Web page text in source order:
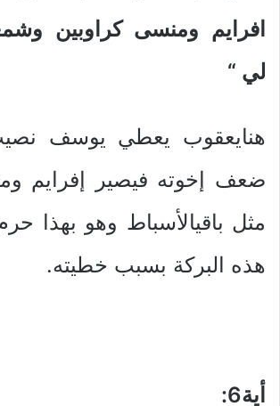
افرايم ومنسى كراوبين
لي “
هنايعقوب يعطي يوسف
ضعف إخوته فيصير إفرايم
مثل باقيالأسباط وهو بهذا
هذه البركة بسبب خطيته.
أية6 :